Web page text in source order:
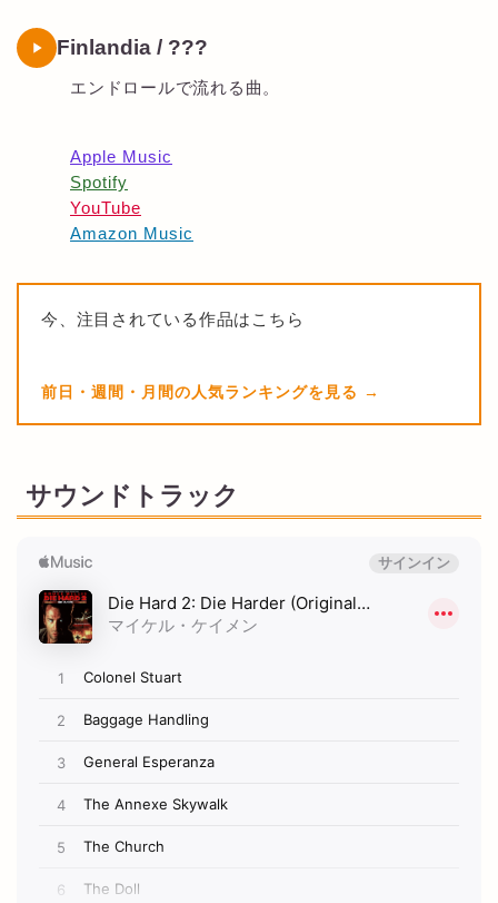
Finlandia / ???
エンドロールで流れる曲。
Apple Music
Spotify
YouTube
Amazon Music
今、注目されている作品はこちら
前日・週間・月間の人気ランキングを見る
サウンドトラック